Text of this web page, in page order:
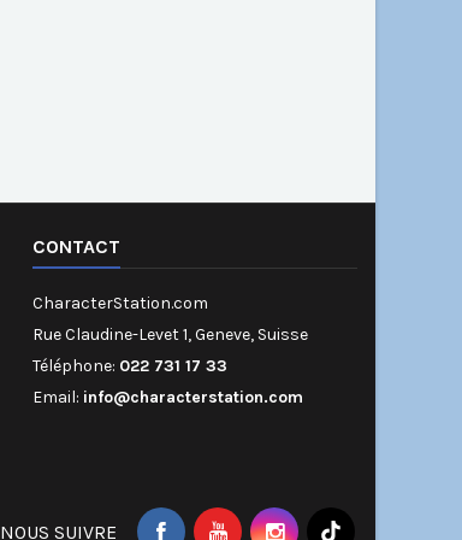
CONTACT
CharacterStation.com
Rue Claudine-Levet 1, Geneve, Suisse
Téléphone: 022 731 17 33
Email: info@characterstation.com
NOUS SUIVRE